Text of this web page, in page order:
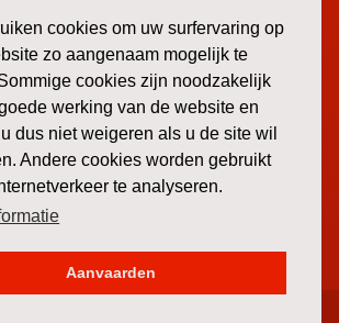
cookies om uw surfervaring op
zo aangenaam mogelijk te
cookies zijn noodzakelijk
werking van de website en
dus niet weigeren als u de site wil
Andere cookies worden gebruikt
te analyseren.
Aanvaarden
abvv.be
kanalen!